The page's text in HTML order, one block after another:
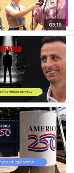
08:16